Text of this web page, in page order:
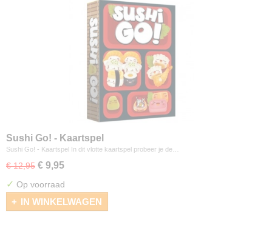
Sushi Go! - Kaartspel
Sushi Go! - Kaartspel In dit vlotte kaartspel probeer je de…
€ 12,95 € 9,95
✓ Op voorraad
IN WINKELWAGEN